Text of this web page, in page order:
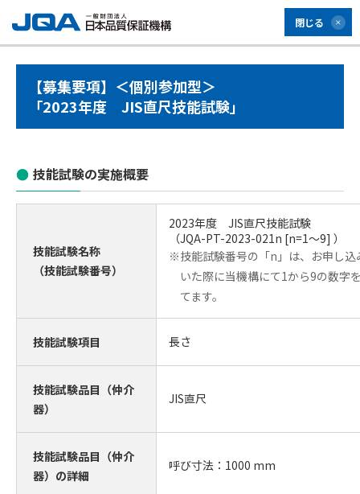
閉じる
【募集要項】＜個別参加型＞
「2023年度 JIS直尺技能試験」
技能試験の実施概要
技能試験名称
（技能試験番号）
2023年度 JIS直尺技能試験
（JQA-PT-2023-021n [n=1～9] ）
※技能試験番号の「n」は、お申し込
いた際に当機構にて1から9の数字
てます。
技能試験項目 長さ
技能試験品目（仲介
器）
JIS直尺
技能試験品目（仲介
器）の詳細
呼び寸法：1000 mm